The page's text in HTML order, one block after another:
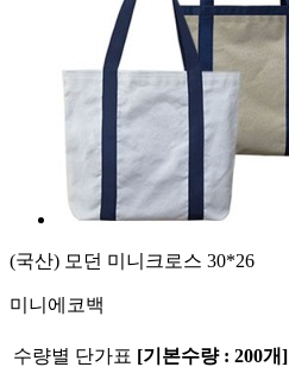
(국산) 모던 미니크로스 30*26
미니에코백
수량별 단가표 [기본수량 : 200개]